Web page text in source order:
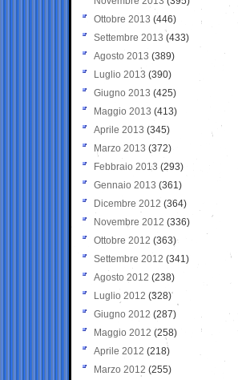
Ottobre 2013 (446)
Settembre 2013 (433)
Agosto 2013 (389)
Luglio 2013 (390)
Giugno 2013 (425)
Maggio 2013 (413)
Aprile 2013 (345)
Marzo 2013 (372)
Febbraio 2013 (293)
Gennaio 2013 (361)
Dicembre 2012 (364)
Novembre 2012 (336)
Ottobre 2012 (363)
Settembre 2012 (341)
Agosto 2012 (238)
Luglio 2012 (328)
Giugno 2012 (287)
Maggio 2012 (258)
Aprile 2012 (218)
Marzo 2012 (255)